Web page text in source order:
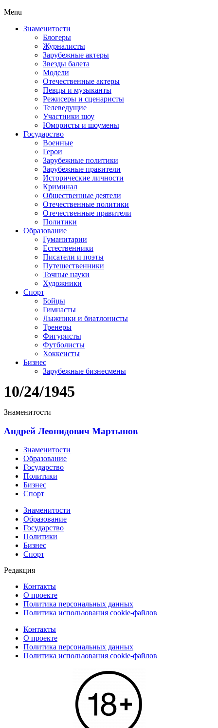
Menu
Знаменитости
Блогеры
Журналисты
Зарубежные актеры
Звезды балета
Модели
Отечественные актеры
Певцы и музыканты
Режисеры и сценаристы
Телеведущие
Участники шоу
Юмористы и шоумены
Государство
Военные
Герои
Зарубежные политики
Зарубежные правители
Исторические личности
Криминал
Общественные деятели
Отечественные политики
Отечественные правители
Политики
Образование
Гуманитарии
Естественники
Писатели и поэты
Путешественники
Точные науки
Художники
Спорт
Бойцы
Гимнасты
Лыжники и биатлонисты
Тренеры
Фигуристы
Футболисты
Хоккеисты
Бизнес
Зарубежные бизнесмены
10/24/1945
Знаменитости
Андрей Леонидович Мартынов
Знаменитости
Образование
Государство
Политики
Бизнес
Спорт
Знаменитости
Образование
Государство
Политики
Бизнес
Спорт
Редакция
Контакты
О проекте
Политика персональных данных
Политика использования cookie-файлов
Контакты
О проекте
Политика персональных данных
Политика использования cookie-файлов